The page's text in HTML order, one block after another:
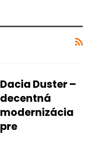
Dacia Duster –
decentná
modernizácia
pre